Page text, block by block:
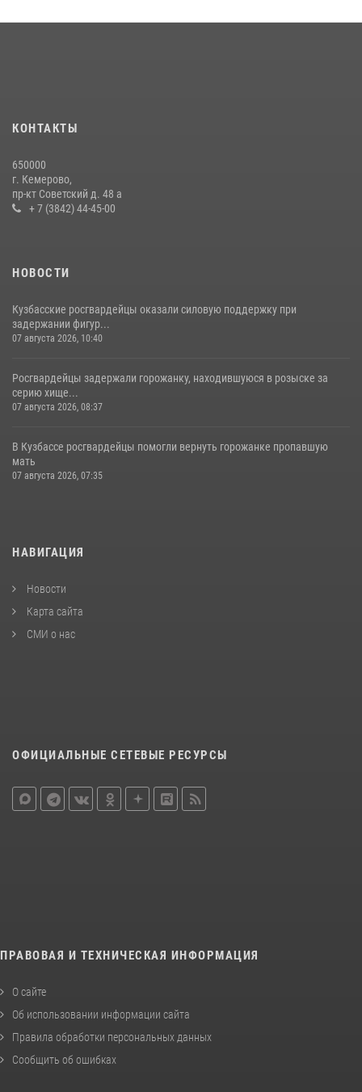
20 июля 2026, 10:54
с покупками
20 июля 2026, 08:52
КОНТАКТЫ
650000
г. Кемерово,
пр-кт Советский д. 48 а
+ 7 (3842) 44-45-00
НОВОСТИ
Кузбасские росгвардейцы оказали силовую поддержку при
задержании фигур...
07 августа 2026, 10:40
Росгвардейцы задержали горожанку, находившуюся в розыске за
серию хище...
07 августа 2026, 08:37
В Кузбассе росгвардейцы помогли вернуть горожанке пропавшую
мать
07 августа 2026, 07:35
НАВИГАЦИЯ
Новости
Карта сайта
СМИ о нас
ОФИЦИАЛЬНЫЕ СЕТЕВЫЕ РЕСУРСЫ
ПРАВОВАЯ И ТЕХНИЧЕСКАЯ ИНФОРМАЦИЯ
О сайте
Об использовании информации сайта
Правила обработки персональных данных
Сообщить об ошибках